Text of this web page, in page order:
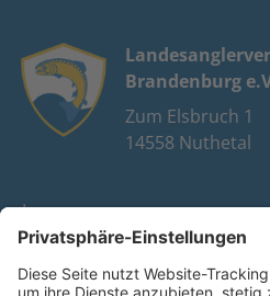
Brandenburg
Zum Elsbruch 1
14558 Nuthetal
Impressum
Datenschutz
FAQ